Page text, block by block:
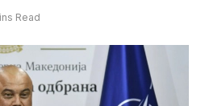
Read